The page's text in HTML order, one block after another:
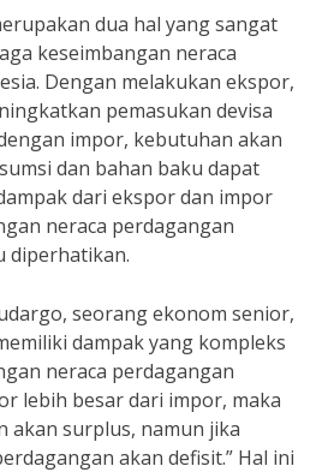
dua hal yang sangat
keseimbangan neraca
Dengan melakukan ekspor,
pemasukan devisa
impor, kebutuhan akan
dan bahan baku dapat
dari ekspor dan impor
neraca perdagangan
diperhatikan.
seorang ekonom senior,
dampak yang kompleks
neraca perdagangan
lebih besar dari impor, maka
akan surplus, namun jika
akan defisit.” Hal ini